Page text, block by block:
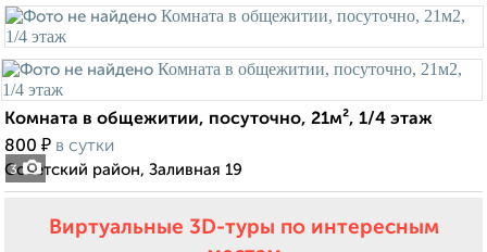
3
Комната в общежитии, посуточно, 21м², 1/4 этаж
800 ₽ в сутки
Советский район, Заливная 19
Виртуальные 3D-туры по интересным